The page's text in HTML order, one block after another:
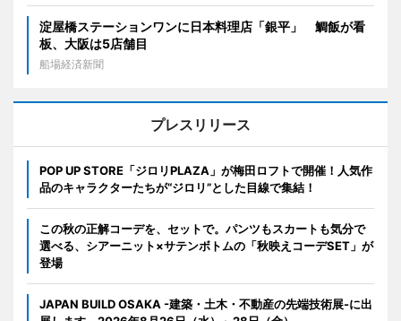
淀屋橋ステーションワンに日本料理店「銀平」 鯛飯が看
板、大阪は5店舗目
船場経済新聞
プレスリリース
POP UP STORE「ジロリPLAZA」が梅田ロフトで開催！人気作
品のキャラクターたちが“ジロリ”とした目線で集結！
この秋の正解コーデを、セットで。パンツもスカートも気分で
選べる、シアーニット×サテンボトムの「秋映えコーデSET」が
登場
JAPAN BUILD OSAKA -建築・土木・不動産の先端技術展-に出